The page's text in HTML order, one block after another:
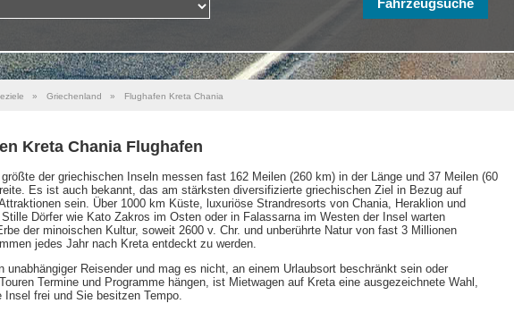
» Griechenland » Flughafen Kreta Chania
Kreta Chania Flughafen
der griechischen Inseln messen fast 162 Meilen (260 km) in der Länge und 37 Meilen (60
Es ist auch bekannt, das am stärksten diversifizierte griechischen Ziel in Bezug auf
sein. Über 1000 km Küste, luxuriöse Strandresorts von Chania, Heraklion und
Stille Dörfer wie Kato Zakros im Osten oder in Falassarna im Westen der Insel warten
der minoischen Kultur, soweit 2600 v. Chr. und unberührte Natur von fast 3 Millionen
jedes Jahr nach Kreta entdeckt zu werden.
unabhängiger Reisender und mag es nicht, an einem Urlaubsort beschränkt sein oder
Termine und Programme hängen, ist Mietwagen auf Kreta eine ausgezeichnete Wahl,
Insel frei und Sie besitzen Tempo.